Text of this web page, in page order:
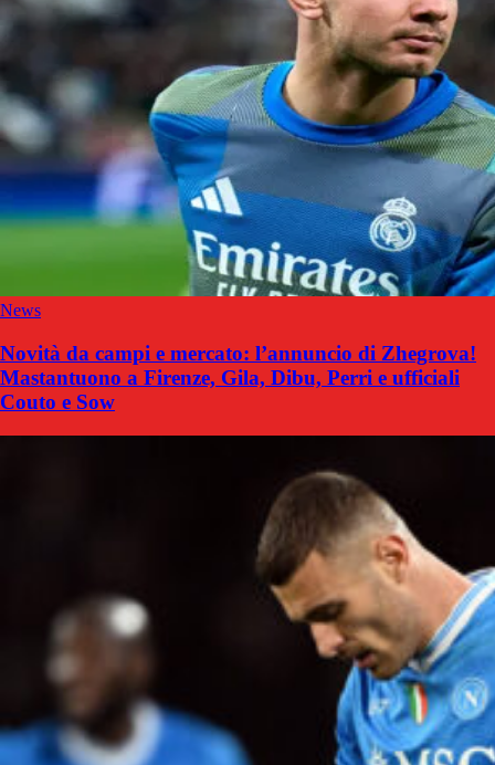
News
Novità da campi e mercato: l’annuncio di Zhegrova!
Mastantuono a Firenze, Gila, Dibu, Perri e ufficiali
Couto e Sow